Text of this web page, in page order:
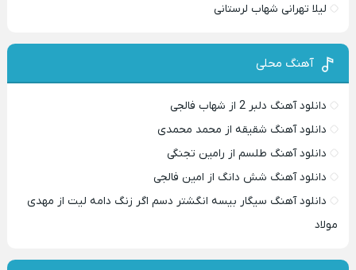
لیلا تهرانی شهاب لرستانی
آهنگ محلی
دانلود آهنگ دلبر 2 از شهاب فالجی
دانلود آهنگ شقیقه از محمد محمدی
دانلود آهنگ طلسم از رامین تجنگی
دانلود آهنگ شش دانگ از امین فالجی
دانلود آهنگ سیگار بیسه انگشتر دسم اگر زنگ دامه لیت از مهدی
مولاد